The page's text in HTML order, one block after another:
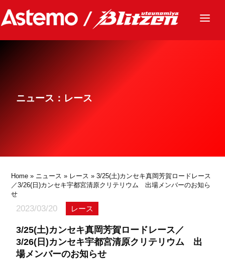
ニュース
グッズ
ニュース：レース
Home » ニュース » レース » 3/25(土)カンセキ真岡芳賀ロードレース
／3/26(日)カンセキ宇都宮清原クリテリウム 出場メンバーのお知ら
せ
2023/03/20 レース
3/25(土)カンセキ真岡芳賀ロードレース／
3/26(日)カンセキ宇都宮清原クリテリウム 出
場メンバーのお知らせ